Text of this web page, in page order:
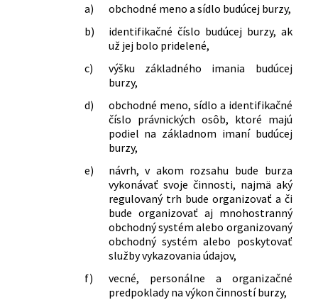
a)
obchodné meno a sídlo budúcej burzy,
b)
identifikačné číslo budúcej burzy, ak
už jej bolo pridelené,
c)
výšku základného imania budúcej
burzy,
d)
obchodné meno, sídlo a identifikačné
číslo právnických osôb, ktoré majú
podiel na základnom imaní budúcej
burzy,
e)
návrh, v akom rozsahu bude burza
vykonávať svoje činnosti, najmä aký
regulovaný trh bude organizovať a či
bude organizovať aj mnohostranný
obchodný systém alebo organizovaný
obchodný systém alebo poskytovať
služby vykazovania údajov,
f)
vecné, personálne a organizačné
predpoklady na výkon činností burzy,